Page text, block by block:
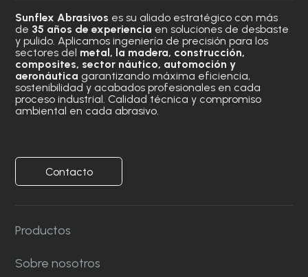
Sunflex Abrasivos es su aliado estratégico con más
de 35 años de experiencia en soluciones de desbaste
y pulido. Aplicamos ingeniería de precisión para los
sectores del metal, la madera, construcción,
composites, sector náutico, automoción y
aeronáutica garantizando máxima eficiencia,
sostenibilidad y acabados profesionales en cada
proceso industrial. Calidad técnica y compromiso
ambiental en cada abrasivo.
Contacto
Productos
Sobre nosotros